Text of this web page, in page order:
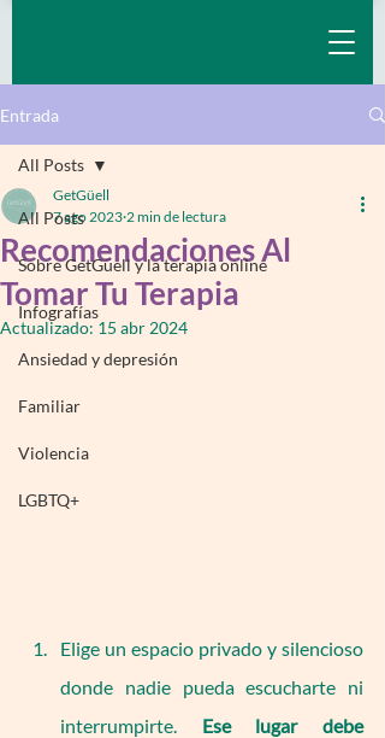
Entrada
All Posts
Sobre GetGüell y la terapia online
Infografías
Ansiedad y depresión
Familiar
Violencia
LGBTQ+
All Posts
Recomendaciones Al
Tomar Tu Terapia
GetGüell
7 ago 2023 2 min de lectura
Actualizado: 15 abr 2024
Elige un espacio privado y silencioso
donde nadie pueda escucharte ni
interrumpirte. Ese lugar debe